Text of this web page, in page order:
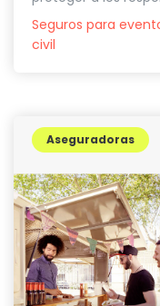
Seguros para
civil
Aseguradoras